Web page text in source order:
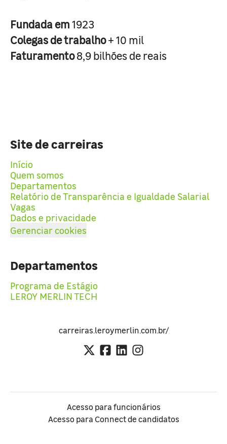
Fundada em1923
Colegas de trabalho+ 10 mil
Faturamento8,9 bilhões de reais
Site de carreiras
Início
Quem somos
Departamentos
Relatório de Transparência e Igualdade Salarial
Vagas
Dados e privacidade
Gerenciar cookies
Departamentos
Programa de Estágio
LEROY MERLIN TECH
carreiras.leroymerlin.com.br/
Acesso para funcionários
Acesso para Connect de candidatos